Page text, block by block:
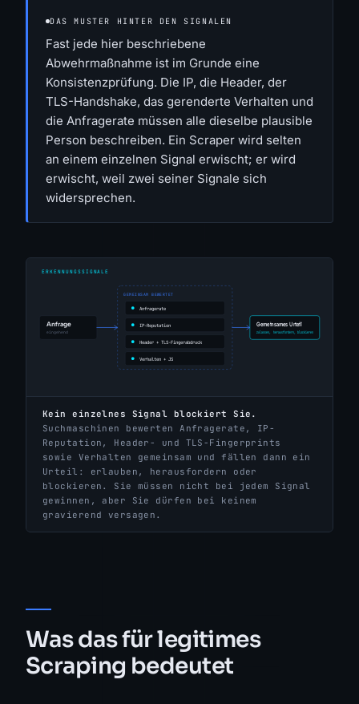
DAS MUSTER HINTER DEN SIGNALEN
Fast jede hier beschriebene
Abwehrmaßnahme ist im Grunde eine
Konsistenzprüfung. Die IP, die Header, der
TLS-Handshake, das gerenderte Verhalten und
die Anfragerate müssen alle dieselbe plausible
Person beschreiben. Ein Scraper wird selten
an einem einzelnen Signal erwischt; er wird
erwischt, weil zwei seiner Signale sich
widersprechen.
Kein einzelnes Signal blockiert Sie.
Suchmaschinen bewerten Anfragerate, IP-
Reputation, Header- und TLS-Fingerprints
sowie Verhalten gemeinsam und fällen dann ein
Urteil: erlauben, herausfordern oder
blockieren. Sie müssen nicht bei jedem Signal
gewinnen, aber Sie dürfen bei keinem
gravierend versagen.
Was das für legitimes
Scraping bedeutet